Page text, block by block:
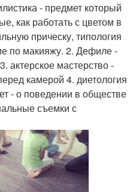
- предмет который
как работать с цветом в
прическу, типология
по макияжу. 2. Дефиле -
актерское мастерство -
камерой 4. диетология
- о поведении в обществе
съемки с